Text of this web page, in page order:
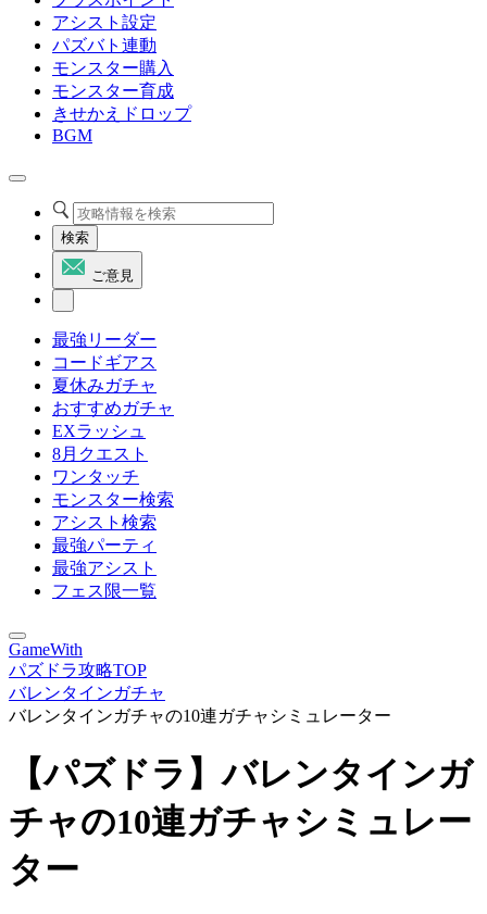
アシスト設定
パズバト連動
モンスター購入
モンスター育成
きせかえドロップ
BGM
検索
ご意見
最強リーダー
コードギアス
夏休みガチャ
おすすめガチャ
EXラッシュ
8月クエスト
ワンタッチ
モンスター検索
アシスト検索
最強パーティ
最強アシスト
フェス限一覧
GameWith
パズドラ攻略TOP
バレンタインガチャ
バレンタインガチャの10連ガチャシミュレーター
【パズドラ】バレンタインガ
チャの10連ガチャシミュレー
ター